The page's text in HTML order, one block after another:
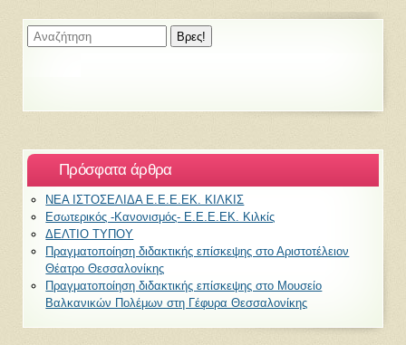
Πρόσφατα άρθρα
ΝΕΑ ΙΣΤΟΣΕΛΙΔΑ Ε.Ε.Ε.ΕΚ. ΚΙΛΚΙΣ
Εσωτερικός -Κανονισμός- Ε.Ε.Ε.ΕΚ. Κιλκίς
ΔΕΛΤΙΟ ΤΥΠΟΥ
Πραγματοποίηση διδακτικής επίσκεψης στο Αριστοτέλειον
Θέατρο Θεσσαλονίκης
Πραγματοποίηση διδακτικής επίσκεψης στο Μουσείο
Βαλκανικών Πολέμων στη Γέφυρα Θεσσαλονίκης